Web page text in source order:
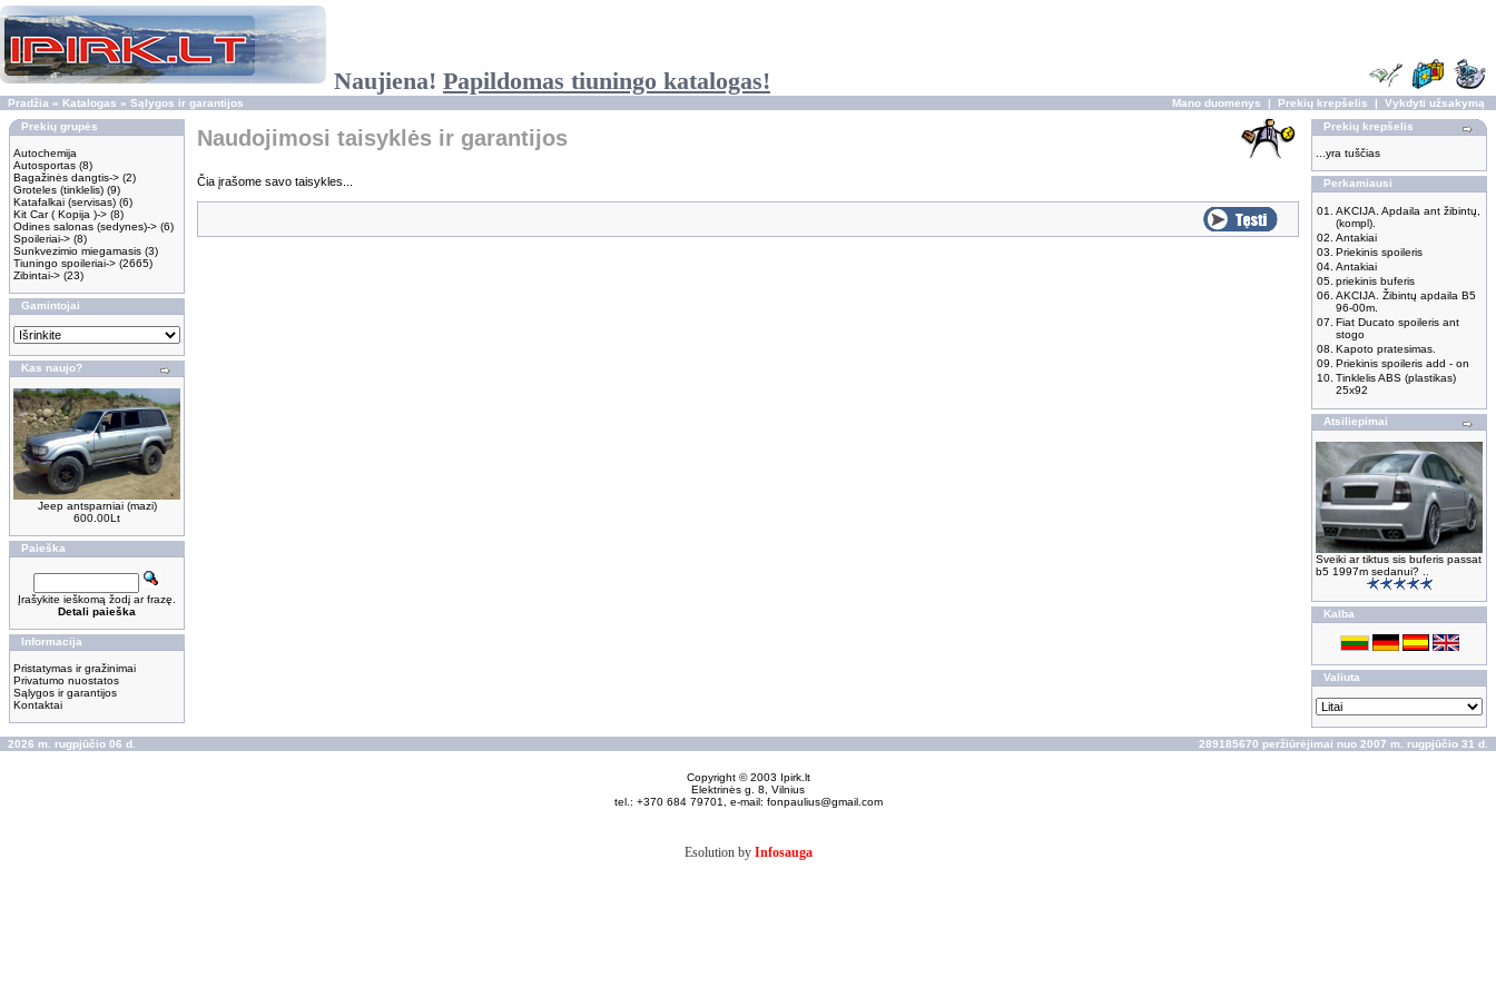
Naujiena! Papildomas tiuningo katalogas!
Pradžia » Katalogas » Sąlygos ir garantijos Mano duomenys | Prekių krepšelis | Vykdyti užsakymą
Prekių grupės
Autochemija
Autosportas (8)
Bagažinės dangtis-> (2)
Groteles (tinklelis) (9)
Katafalkai (servisas) (6)
Kit Car ( Kopija )-> (8)
Odines salonas (sedynes)-> (6)
Spoileriai-> (8)
Sunkvezimio miegamasis (3)
Tiuningo spoileriai-> (2665)
Zibintai-> (23)
Gamintojai
Kas naujo?
Jeep antsparniai (mazi)
600.00Lt
Paieška
Įrašykite ieškomą žodį ar frazę.
Detali paieška
Informacija
Pristatymas ir gražinimai
Privatumo nuostatos
Sąlygos ir garantijos
Kontaktai
Naudojimosi taisyklės ir garantijos
Čia įrašome savo taisykles...
Prekių krepšelis
...yra tuščias
Perkamiausi
01.
AKCIJA. Apdaila ant žibintų,
(kompl).
02. Antakiai
03. Priekinis spoileris
04. Antakiai
05. priekinis buferis
06. AKCIJA. Žibintų apdaila B5
96-00m.
07. Fiat Ducato spoileris ant
stogo
08. Kapoto pratesimas.
09. Priekinis spoileris add - on
10. Tinklelis ABS (plastikas)
25x92
Atsiliepimai
Sveiki ar tiktus sis buferis passat
b5 1997m sedanui? ..
Kalba
Valiuta
2026 m. rugpjūčio 06 d. 289185670 peržiūrėjimai nuo 2007 m. rugpjūčio 31 d.
Copyright © 2003 Ipirk.lt
Elektrinės g. 8, Vilnius
tel.: +370 684 79701, e-mail: fonpaulius@gmail.com
Esolution by Infosauga